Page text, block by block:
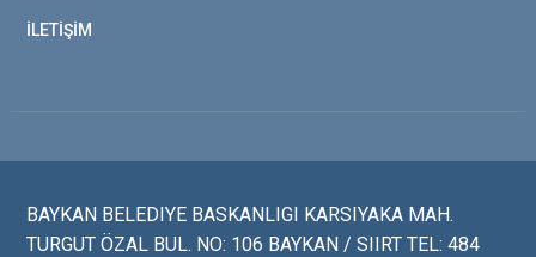
İLETİŞİM
BAYKAN BELEDIYE BASKANLIGI KARSIYAKA MAH.
TURGUT ÖZAL BUL. NO: 106 BAYKAN / SIIRT TEL: 484